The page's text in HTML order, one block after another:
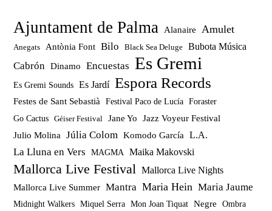
Ajuntament de Palma Alanaire Amulet
Anegats Antònia Font Bilo Black Sea Deluge Bubota Música
Cabrón Dinamo Encuestas Es Gremi
Es Gremi Sounds Es Jardí Espora Records
Festes de Sant Sebastià Festival Paco de Lucía Foraster
Go Cactus Géiser Festival Jane Yo
Jazz Voyeur Festival
Julio Molina
Júlia Colom Komodo García L.A.
La Lluna en Vers MAGMA Maika Makovski
Mallorca Live Festival Mallorca Live Nights
Mallorca Live Summer Mantra Maria Hein Maria Jaume
Midnight Walkers Miquel Serra Mon Joan Tiquat Negre Ombra